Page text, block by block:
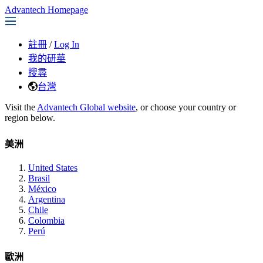
Advantech Homepage
註冊 / Log In
我的研華
搜尋
台灣
Visit the Advantech Global website, or choose your country or
region below.
美洲
United States
Brasil
México
Argentina
Chile
Colombia
Perú
歐洲